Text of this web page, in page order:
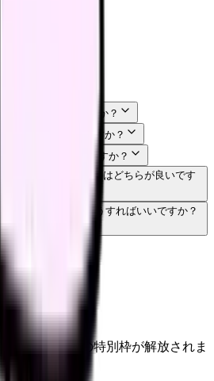
料は必ず上がりますか？
、自分の昇給率ですか？
引き上げられたのですか？
と、基本給に入るのはどちらが良いです
らないときは、どうすればいいですか？
放
開放）
職サポートの特別枠が解放されま